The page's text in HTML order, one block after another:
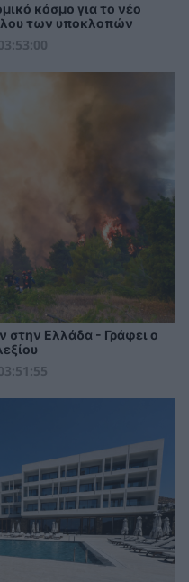
κόσμο για το νέο
των υποκλοπών
στην Ελλάδα - Γράφει ο